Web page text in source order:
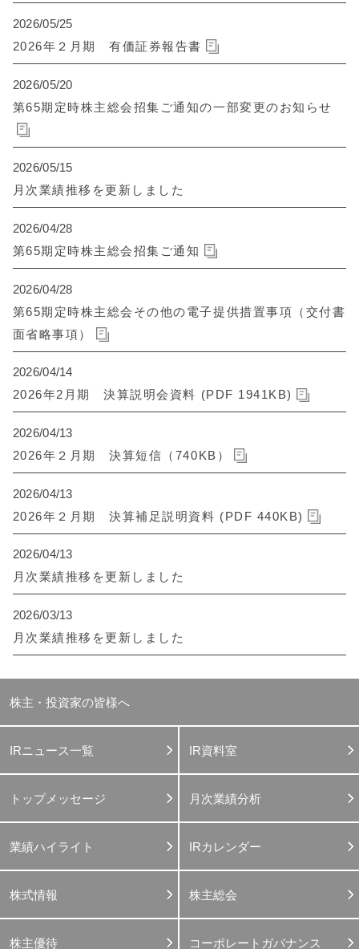
2026/05/25
2026年２月期 有価証券報告書
2026/05/20
第65期定時株主総会招集ご通知の一部変更のお知らせ
2026/05/15
月次業績推移を更新しました
2026/04/28
第65期定時株主総会招集ご通知
2026/04/28
第65期定時株主総会その他の電子提供措置事項（交付書
面省略事項）
2026/04/14
2026年2月期 決算説明会資料 (PDF 1941KB)
2026/04/13
2026年２月期 決算短信（740KB）
2026/04/13
2026年２月期 決算補足説明資料 (PDF 440KB)
2026/04/13
月次業績推移を更新しました
2026/03/13
月次業績推移を更新しました
株主・投資家の皆様へ
IRニュース一覧 IR資料室
トップメッセージ 月次業績分析
業績ハイライト IRカレンダー
株式情報 株主総会
株主優待 コーポレートガバナンス